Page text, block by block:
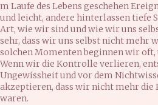
m Laufe des Lebens geschehen
und leicht, andere hinterlassen tiefe
Art, wie wir sind und wie wir uns
sehr, dass wir uns selbst nicht mehr
solchen Momenten beginnen wir
Wenn wir die Kontrolle verlieren,
Ungewissheit und vor dem
akzeptieren, dass wir nicht mehr die
waren.